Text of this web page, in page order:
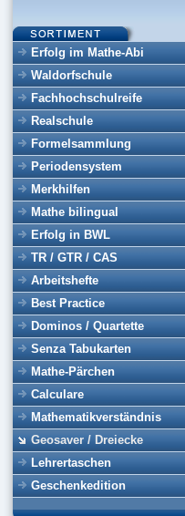
Erfolg im Mathe-Abi
Waldorfschule
Fachhochschulreife
Realschule
Formelsammlung
Periodensystem
Merkhilfen
Mathe bilingual
Erfolg in BWL
TR / GTR / CAS
Arbeitshefte
Best Practice
Dominos / Quartette
Senza Tabukarten
Mathe-Pärchen
Calculare
Mathematikverständnis
Geosaver / Dreiecke
Lehrertaschen
Geschenkedition